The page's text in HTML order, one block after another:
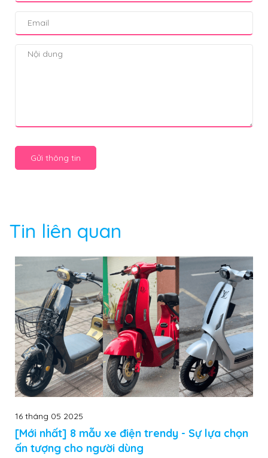
Gửi thông tin
Tin liên quan
16 tháng 05 2025
[Mới nhất] 8 mẫu xe điện trendy - Sự lựa chọn
ấn tượng cho người dùng